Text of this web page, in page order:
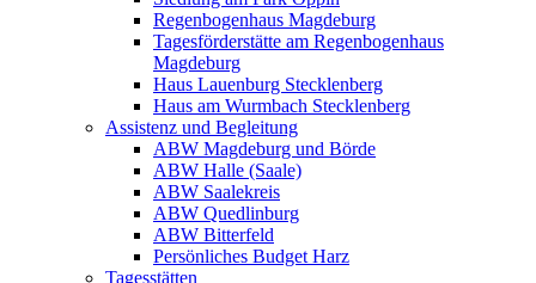
Regenbogenhaus Magdeburg
Tagesförderstätte am Regenbogenhaus
Magdeburg
Haus Lauenburg Stecklenberg
Haus am Wurmbach Stecklenberg
Assistenz und Begleitung
ABW Magdeburg und Börde
ABW Halle (Saale)
ABW Saalekreis
ABW Quedlinburg
ABW Bitterfeld
Persönliches Budget Harz
Tagesstätten